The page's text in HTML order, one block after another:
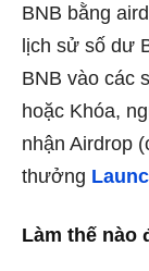
BNB bằng
lịch sử số dư
BNB vào các
hoặc Khóa,
nhận Airdrop
thưởng
Làm thế nào